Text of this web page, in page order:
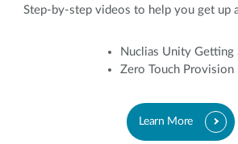
Step-by-step videos to help you get up
Nuclias Unity Getting
Zero Touch Provision
Learn More